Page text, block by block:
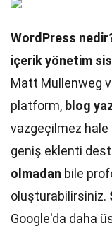
WordPress
içerik yönetim
Matt Mullenweg
platform, blog
vazgeçilmez hale
geniş eklenti
olmadan bile
oluşturabilirsiniz.
Google'da daha